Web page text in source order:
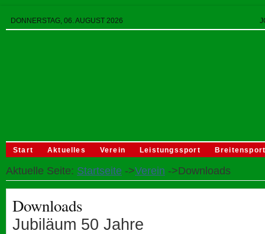
DONNERSTAG, 06. AUGUST 2026
Start Aktuelles Verein Leistungssport
Aktuelle Seite: Startseite ->Verein ->Downloads
Downloads
Jubiläum 50 Jahre